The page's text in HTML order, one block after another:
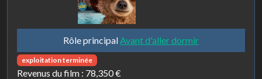
Rôle principalAvant d'aller dormir
exploitation terminée
Revenus du film : 78,350 €